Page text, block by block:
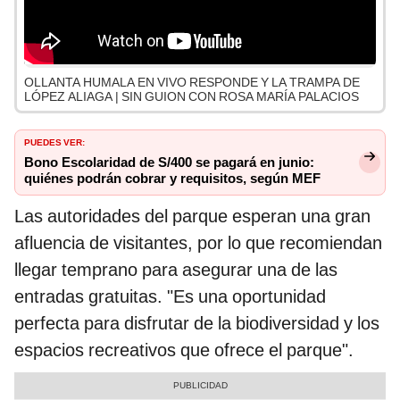
OLLANTA HUMALA EN VIVO RESPONDE Y LA TRAMPA DE
LÓPEZ ALIAGA | SIN GUION CON ROSA MARÍA PALACIOS
PUEDES VER:
Bono Escolaridad de S/400 se pagará en junio:
quiénes podrán cobrar y requisitos, según MEF
Las autoridades del parque esperan una gran
afluencia de visitantes, por lo que recomiendan
llegar temprano para asegurar una de las
entradas gratuitas. "Es una oportunidad
perfecta para disfrutar de la biodiversidad y los
espacios recreativos que ofrece el parque".